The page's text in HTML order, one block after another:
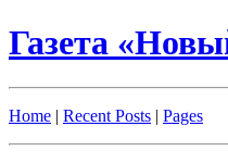
Газета
Home | Recent Posts | Pages